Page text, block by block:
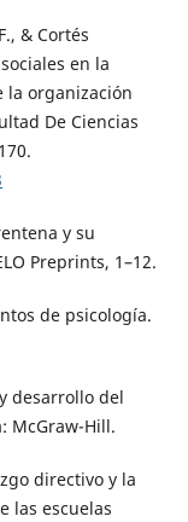
& Cortés
en la
organización
De Ciencias
y su
Preprints, 1–12.
de psicología.
desarrollo del
McGraw-Hill.
directivo y la
las escuelas